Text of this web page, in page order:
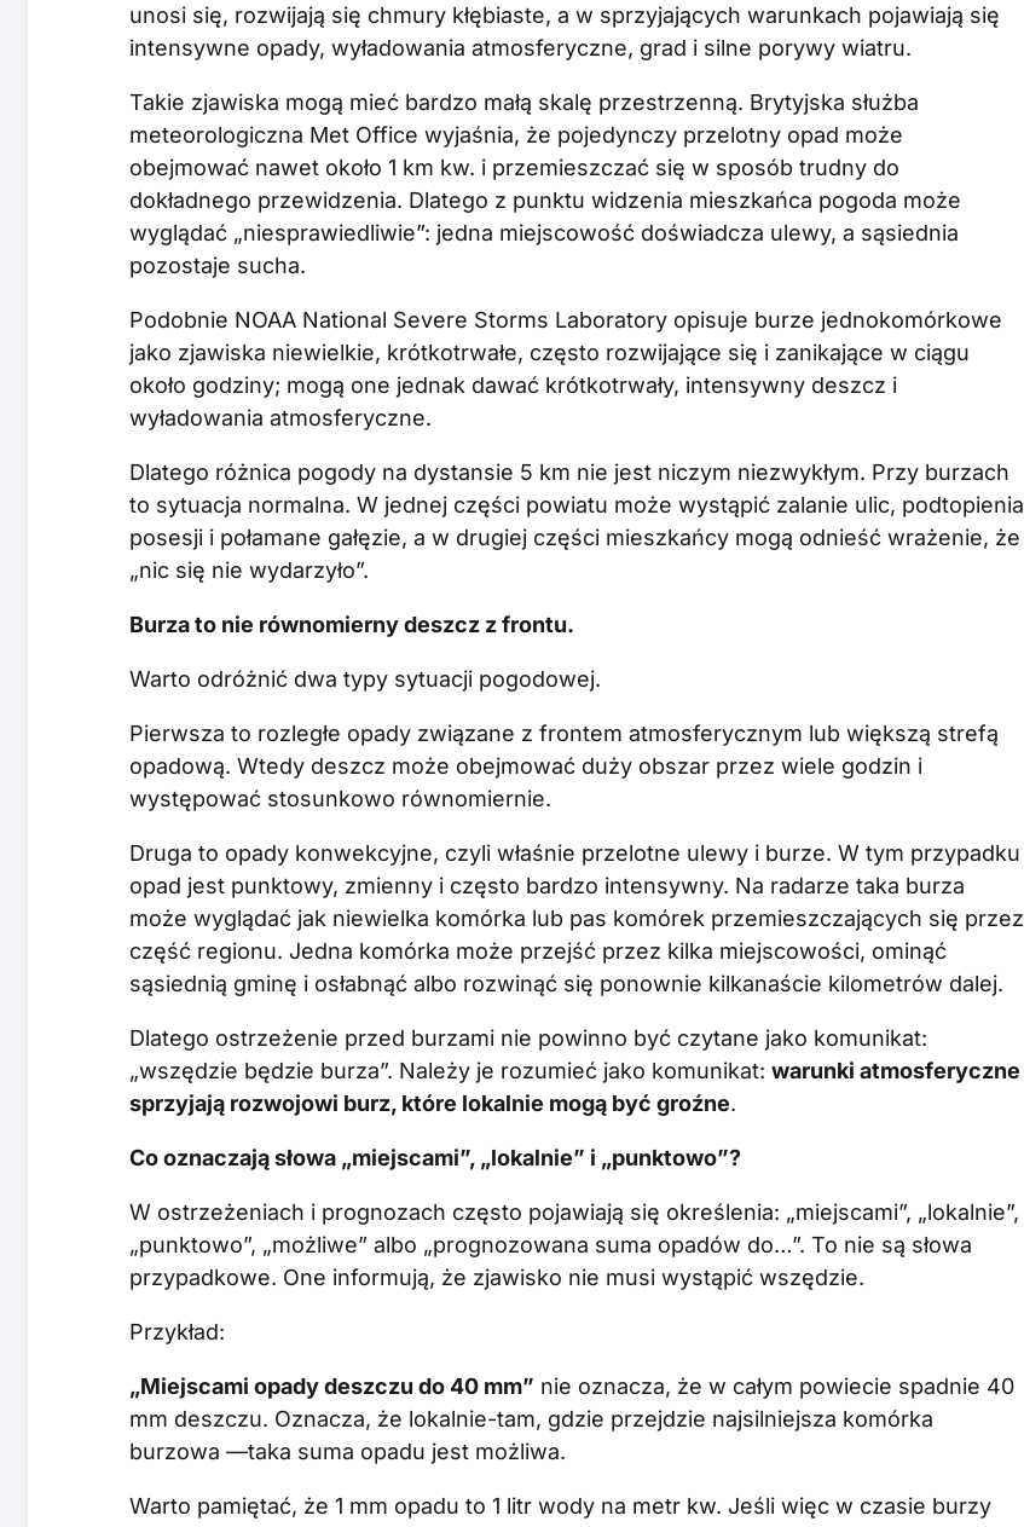
unosi się, rozwijają się chmury kłębiaste, a w sprzyjających warunkach pojawiają się
intensywne opady, wyładowania atmosferyczne, grad i silne porywy wiatru.
Takie zjawiska mogą mieć bardzo małą skalę przestrzenną. Brytyjska służba
meteorologiczna Met Office wyjaśnia, że pojedynczy przelotny opad może
obejmować nawet około 1 km kw. i przemieszczać się w sposób trudny do
dokładnego przewidzenia. Dlatego z punktu widzenia mieszkańca pogoda może
wyglądać „niesprawiedliwie”: jedna miejscowość doświadcza ulewy, a sąsiednia
pozostaje sucha.
Podobnie NOAA National Severe Storms Laboratory opisuje burze jednokomórkowe
jako zjawiska niewielkie, krótkotrwałe, często rozwijające się i zanikające w ciągu
około godziny; mogą one jednak dawać krótkotrwały, intensywny deszcz i
wyładowania atmosferyczne.
Dlatego różnica pogody na dystansie 5 km nie jest niczym niezwykłym. Przy burzach
to sytuacja normalna. W jednej części powiatu może wystąpić zalanie ulic, podtopienia
posesji i połamane gałęzie, a w drugiej części mieszkańcy mogą odnieść wrażenie, że
„nic się nie wydarzyło”.
Burza to nie równomierny deszcz z frontu.
Warto odróżnić dwa typy sytuacji pogodowej.
Pierwsza to rozległe opady związane z frontem atmosferycznym lub większą strefą
opadową. Wtedy deszcz może obejmować duży obszar przez wiele godzin i
występować stosunkowo równomiernie.
Druga to opady konwekcyjne, czyli właśnie przelotne ulewy i burze. W tym przypadku
opad jest punktowy, zmienny i często bardzo intensywny. Na radarze taka burza
może wyglądać jak niewielka komórka lub pas komórek przemieszczających się przez
część regionu. Jedna komórka może przejść przez kilka miejscowości, ominąć
sąsiednią gminę i osłabnąć albo rozwinąć się ponownie kilkanaście kilometrów dalej.
Dlatego ostrzeżenie przed burzami nie powinno być czytane jako komunikat:
„wszędzie będzie burza”. Należy je rozumieć jako komunikat:warunki atmosferyczne
sprzyjają rozwojowi burz, które lokalnie mogą być groźne.
Co oznaczają słowa „miejscami”, „lokalnie” i „punktowo”?
W ostrzeżeniach i prognozach często pojawiają się określenia: „miejscami”, „lokalnie”,
„punktowo”, „możliwe” albo „prognozowana suma opadów do…”. To nie są słowa
przypadkowe. One informują, że zjawisko nie musi wystąpić wszędzie.
Przykład:
„Miejscami opady deszczu do 40 mm” nie oznacza, że w całym powiecie spadnie 40
mm deszczu. Oznacza, że lokalnie-tam, gdzie przejdzie najsilniejsza komórka
burzowa —taka suma opadu jest możliwa.
Warto pamiętać, że 1 mm opadu to 1 litr wody na metr kw. Jeśli więc w czasie burzy